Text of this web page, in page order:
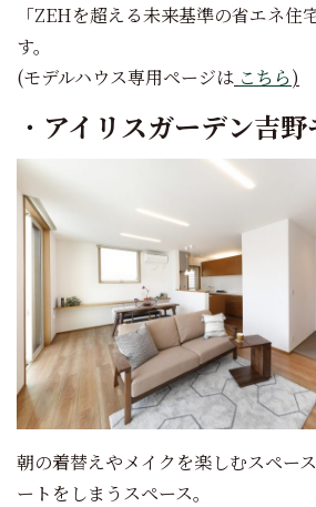
「ZEHを超える未来基準の省エネ住
す。
(モデルハウス専用ページは こち ら)
・ アイリスガーデン吉
朝の着替えやメイクを楽しむスペー
ートをしまうスペース。